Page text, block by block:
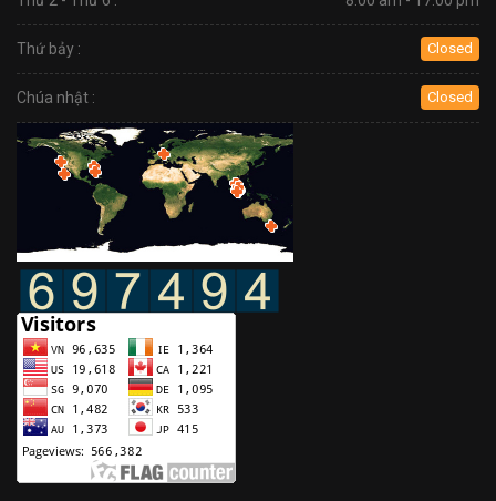
Thứ bảy : Closed
Chúa nhật : Closed